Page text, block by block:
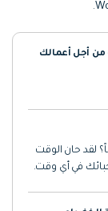
من أجل أعمالك
لقد حان الوقت
في أي وقت.